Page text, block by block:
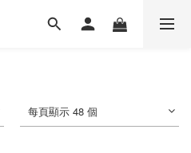
每頁顯示 48 個